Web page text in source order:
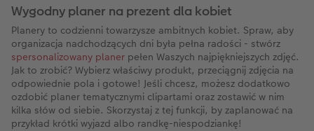
Wygodny planer na prezent dla kobiet
Planery to codzienni towarzysze ambitnych kobiet. Spraw, aby
organizacja nadchodzących dni była pełna radości - stwórz
spersonalizowany planer pełen Waszych najpiękniejszych zdjęć.
Jak to zrobić? Wybierz właściwy produkt, przeciągnij zdjęcia na
odpowiednie pola i gotowe! Jeśli chcesz, możesz dodatkowo
ozdobić planer tematycznymi clipartami oraz zostawić w nim
kilka słów od siebie. Skorzystaj z tej funkcji, by zaplanować na
przykład krótki wyjazd albo randkę-niespodziankę!